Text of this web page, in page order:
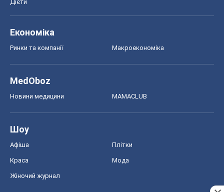
Дієти
Економіка
Ринки та компанії Макроекономіка
MedOboz
Новини медицини MAMACLUB
Шоу
Афіша Плітки
Краса Мода
Жіночий журнал